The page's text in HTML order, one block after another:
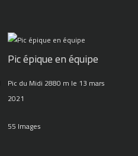
Pic épique en équipe
Pic du Midi 2880 m le 13 mars
2021
55 Images